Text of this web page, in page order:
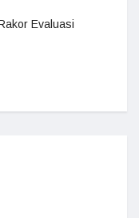
Evaluasi